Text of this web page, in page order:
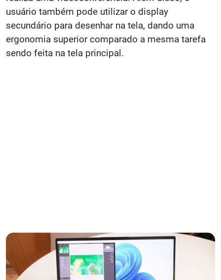
usuário também pode utilizar o display
secundário para desenhar na tela, dando uma
ergonomia superior comparado a mesma tarefa
sendo feita na tela principal.